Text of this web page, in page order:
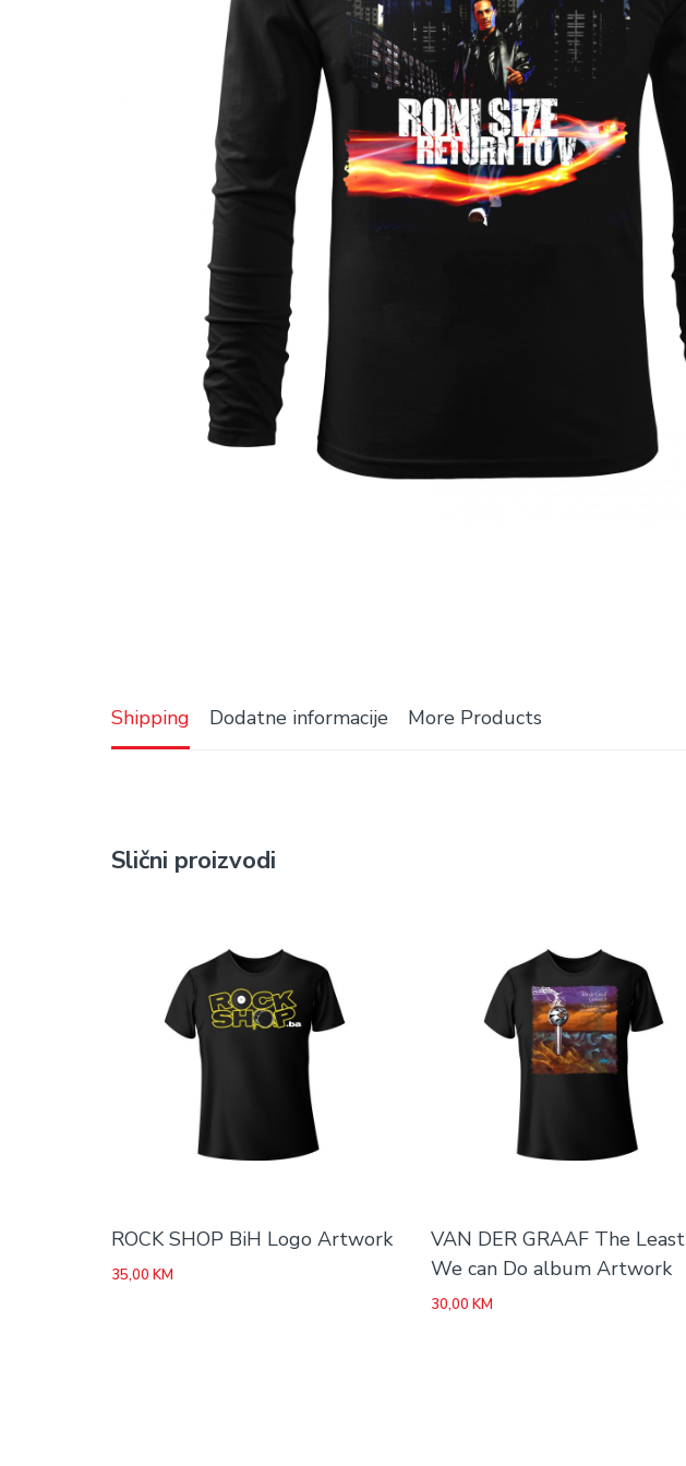
Shipping Dodatne informacije More Products
Slični proizvodi
ROCK SHOP BiH Logo Artwork
35,00 KM
VAN DER GRAAF The Least
We can Do album Artwork
30,00 KM